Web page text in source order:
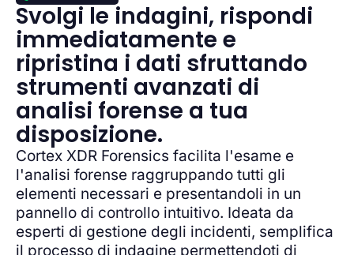
Svolgi le indagini, rispondi
immediatamente e
ripristina i dati sfruttando
strumenti avanzati di
analisi forense a tua
disposizione.
Cortex XDR Forensics facilita l'esame e
l'analisi forense raggruppando tutti gli
elementi necessari e presentandoli in un
pannello di controllo intuitivo. Ideata da
esperti di gestione degli incidenti, semplifica
il processo di indagine permettendoti di